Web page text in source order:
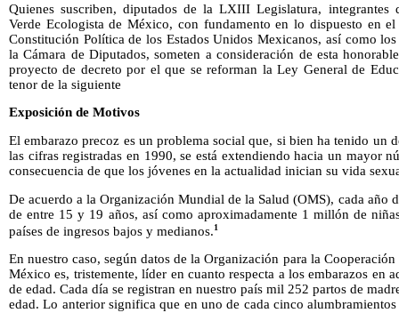
Quienes suscriben, diputados de la LXIII Legislatura, integrantes
Verde Ecologista de México, con fundamento en lo dispuesto en
Constitución Política de los Estados Unidos Mexicanos, así como
la Cámara de Diputados, someten a consideración de esta
proyecto de decreto por el que se reforman la Ley General de
tenor de la siguiente
Exposición de Motivos
El embarazo precoz es un problema social que, si bien ha tenido un
las cifras registradas en 1990, se está extendiendo hacia un mayor
consecuencia de que los jóvenes en la actualidad inician su vida
De acuerdo a la Organización Mundial de la Salud (OMS), cada año
de entre 15 y 19 años, así como aproximadamente 1 millón de
países de ingresos bajos y medianos.1
En nuestro caso, según datos de la Organización para la
México es, tristemente, líder en cuanto respecta a los embarazos en
de edad. Cada día se registran en nuestro país mil 252 partos de
edad. Lo anterior significa que en uno de cada cinco